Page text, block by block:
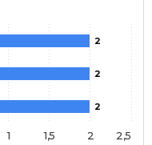
2
2
2
1 1,5 2 2,5